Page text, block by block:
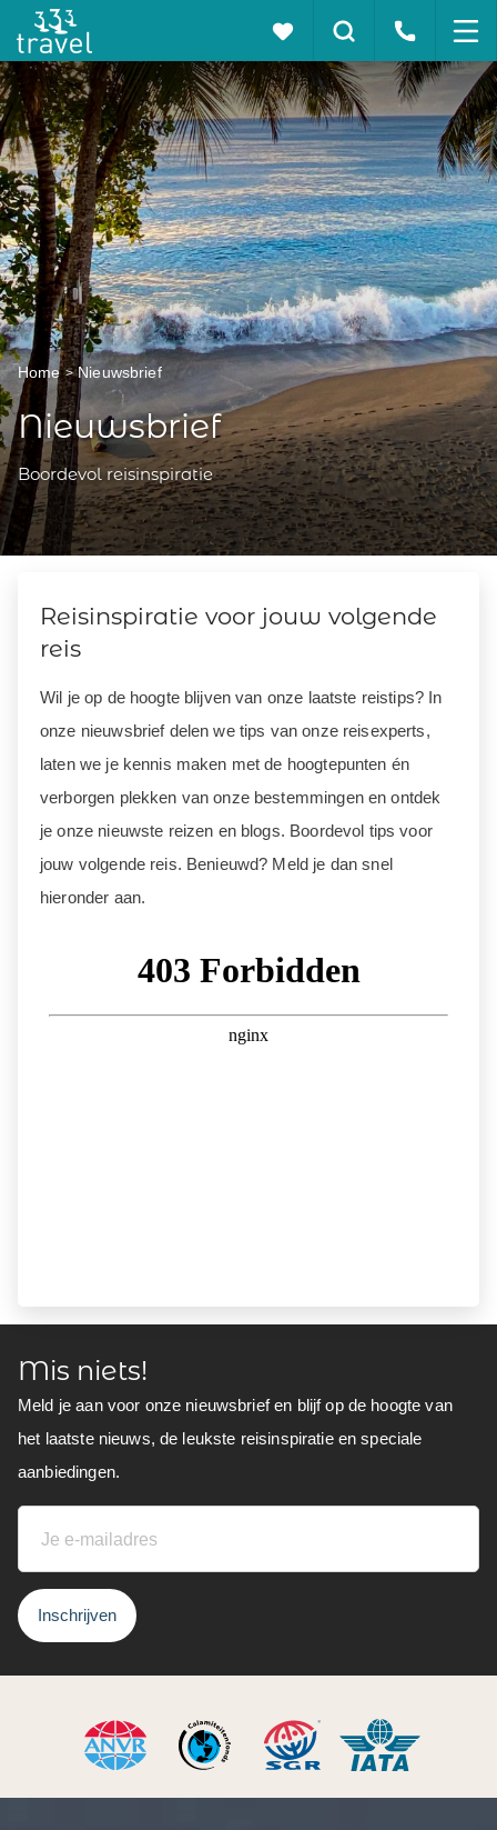
Home Nieuwsbrief
Nieuwsbrief
Boordevol reisinspiratie
Reisinspiratie voor jouw volgende
reis
Wil je op de hoogte blijven van onze laatste reistips? In
onze nieuwsbrief delen we tips van onze reisexperts,
laten we je kennis maken met de hoogtepunten én
verborgen plekken van onze bestemmingen en ontdek
je onze nieuwste reizen en blogs. Boordevol tips voor
jouw volgende reis. Benieuwd? Meld je dan snel
hieronder aan.
Mis niets!
Meld je aan voor onze nieuwsbrief en blijf op de hoogte van
het laatste nieuws, de leukste reisinspiratie en speciale
aanbiedingen.
Inschrijven